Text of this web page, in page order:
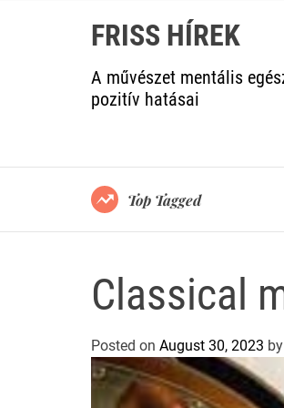
FRISS HÍREK
A művészet mentális
pozitív hatásai
Top Tagged
Classical
Posted on August 30, 2023 by